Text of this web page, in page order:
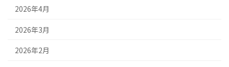
2026年4月
2026年3月
2026年2月